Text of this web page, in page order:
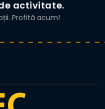
activitate.
Profită acum!